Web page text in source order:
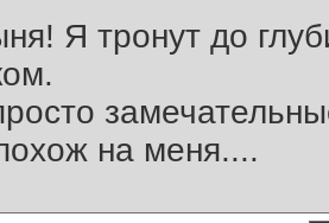
Я тронут до
на меня....